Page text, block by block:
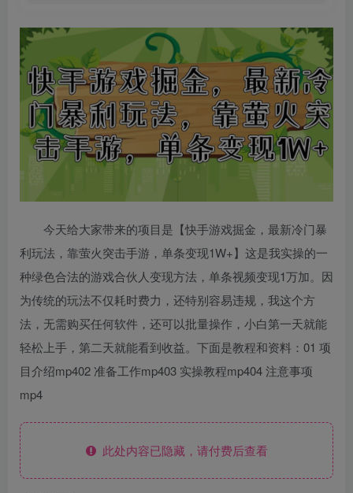
今天给大家带来的项目是【快手游戏掘金，最新冷门暴
利玩法，靠萤火突击手游，单条变现1W+】这是我实操的一
种绿色合法的游戏合伙人变现方法，单条视频变现1万加。因
为传统的玩法不仅耗时费力，还特别容易违规，我这个方
法，无需购买任何软件，还可以批量操作，小白第一天就能
轻松上手，第二天就能看到收益。下面是教程和资料：01 项
目介绍mp402 准备工作mp403 实操教程mp404 注意事项
mp4
此处内容已隐藏，请付费后查看